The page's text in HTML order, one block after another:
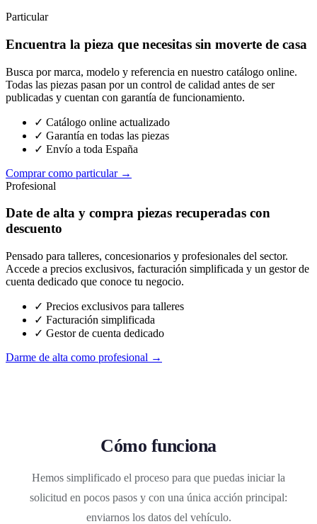
Particular
Encuentra la pieza que necesitas sin moverte de casa
Busca por marca, modelo y referencia en nuestro catálogo online.
Todas las piezas pasan por un control de calidad antes de ser
publicadas y cuentan con garantía de funcionamiento.
✓ Catálogo online actualizado
✓ Garantía en todas las piezas
✓ Envío a toda España
Comprar como particular →
Profesional
Date de alta y compra piezas recuperadas con
descuento
Pensado para talleres, concesionarios y profesionales del sector.
Accede a precios exclusivos, facturación simplificada y un gestor de
cuenta dedicado que conoce tu negocio.
✓ Precios exclusivos para talleres
✓ Facturación simplificada
✓ Gestor de cuenta dedicado
Darme de alta como profesional →
Cómo funciona
Hemos simplificado el proceso para que puedas iniciar la
solicitud en pocos pasos y con una única acción principal:
enviarnos los datos del vehículo.